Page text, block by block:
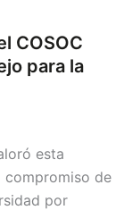
COSOC
para la
esta
compromiso de
por